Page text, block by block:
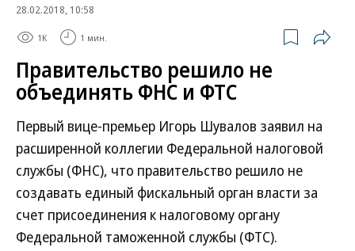
28.02.2018, 10:58
1K 1 мин.
Правительство решило не
объединять ФНС и ФТС
Первый вице-премьер Игорь Шувалов заявил на
расширенной коллегии Федеральной налоговой
службы (ФНС), что правительство решило не
создавать единый фискальный орган власти за
счет присоединения к налоговому органу
Федеральной таможенной службы (ФТС).